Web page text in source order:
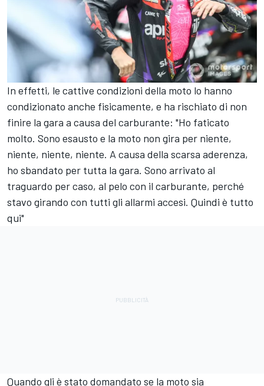
In effetti, le cattive condizioni della moto lo hanno
condizionato anche fisicamente, e ha rischiato di non
finire la gara a causa del carburante: "Ho faticato
molto. Sono esausto e la moto non gira per niente,
niente, niente, niente. A causa della scarsa aderenza,
ho sbandato per tutta la gara. Sono arrivato al
traguardo per caso, al pelo con il carburante, perché
stavo girando con tutti gli allarmi accesi. Quindi è tutto
qui"
Quando gli è stato domandato se la moto sia